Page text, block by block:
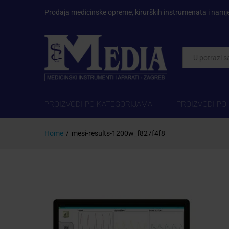
Prodaja medicinske opreme, kirurških instrumenata i
Kategorije
PROIZVODI PO KATEGORIJAMA PROIZVODI
Home / mesi-results-1200w_f827f4f8